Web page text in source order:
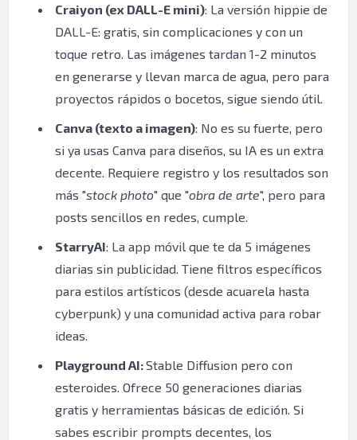
Craiyon (ex DALL-E mini): La versión hippie de
DALL-E: gratis, sin complicaciones y con un
toque retro. Las imágenes tardan 1-2 minutos
en generarse y llevan marca de agua, pero para
proyectos rápidos o bocetos, sigue siendo útil.
Canva (texto a imagen): No es su fuerte, pero
si ya usas Canva para diseños, su IA es un extra
decente. Requiere registro y los resultados son
más "stock photo" que "obra de arte", pero para
posts sencillos en redes, cumple.
StarryAI: La app móvil que te da 5 imágenes
diarias sin publicidad. Tiene filtros específicos
para estilos artísticos (desde acuarela hasta
cyberpunk) y una comunidad activa para robar
ideas.
Playground AI:Stable Diffusion pero con
esteroides. Ofrece 50 generaciones diarias
gratis y herramientas básicas de edición. Si
sabes escribir prompts decentes, los